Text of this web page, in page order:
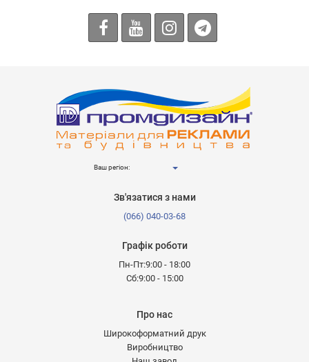
Ваш регіон:
Зв'язатися з нами
(066) 040-03-68
Графік роботи
Пн-Пт:9:00 - 18:00
Сб:9:00 - 15:00
Про нас
Широкоформатний друк
Виробництво